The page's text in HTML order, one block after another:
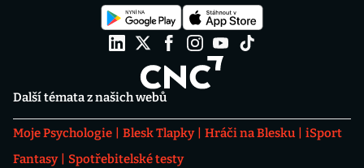
Další témata z našich webů
Moje Psychologie Blesk Tlapky Hráči na Blesku
iSport
Fantasy
Spotřebitelské testy